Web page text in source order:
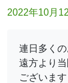
2022年10月
連日多くの
遠方より
ございます